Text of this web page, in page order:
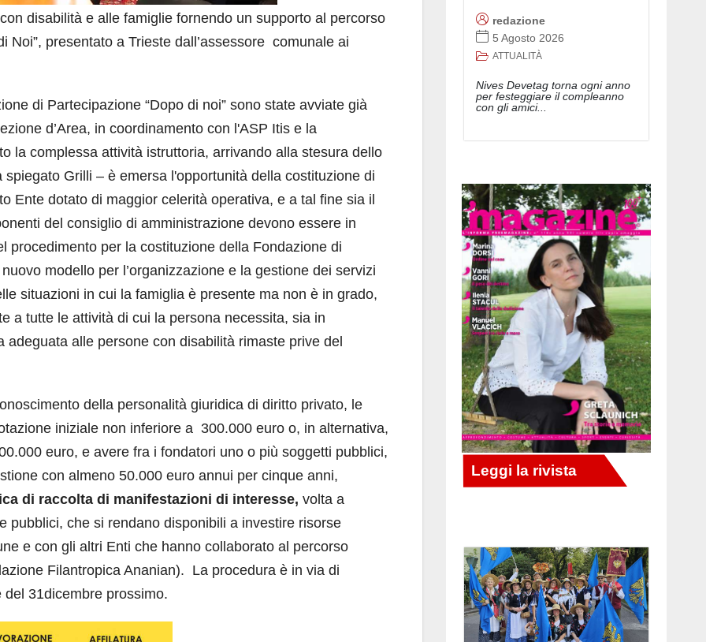
disabilità e alle famiglie fornendo un supporto al percorso
Noi”, presentato a Trieste dall’assessore comunale ai
di Partecipazione “Dopo di noi” sono state avviate già
d’Area, in coordinamento con l'ASP Itis e la
la complessa attività istruttoria, arrivando alla stesura dello
Grilli – è emersa l'opportunità della costituzione di
Ente dotato di maggior celerità operativa, e a tal fine sia il
del consiglio di amministrazione devono essere in
procedimento per la costituzione della Fondazione di
modello per l’organizzazione e la gestione dei servizi
situazioni in cui la famiglia è presente ma non è in grado,
a tutte le attività di cui la persona necessita, sia in
alle persone con disabilità rimaste prive del
della personalità giuridica di diritto privato, le
iniziale non inferiore a 300.000 euro o, in alternativa,
euro, e avere fra i fondatori uno o più soggetti pubblici,
con almeno 50.000 euro annui per cinque anni,
di raccolta di manifestazioni di interesse, volta a
pubblici, che si rendano disponibili a investire risorse
e con gli altri Enti che hanno collaborato al percorso
Filantropica Ananian). La procedura è in via di
31dicembre prossimo.
redazione
5 Agosto 2026
ATTUALITÀ
Nives Devetag torna ogni anno
per festeggiare il compleanno
con gli amici...